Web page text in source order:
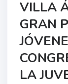
VILLA
GRAN
LA